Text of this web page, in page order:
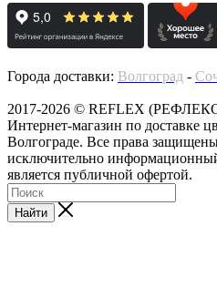
Города доставки: Волгоград -
2017-2026 © REFLEX
Интернет-магазин по доставке
Волгограде. Все права
исключительно
является публичной офертой.
Найти